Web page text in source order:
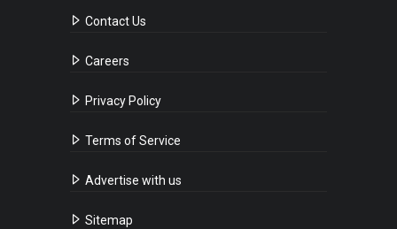
Contact Us
Careers
Privacy Policy
Terms of Service
Advertise with us
Sitemap